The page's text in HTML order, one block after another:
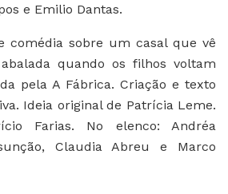
e Emilio Dantas.
comédia sobre um casal que vê
quando os filhos voltam
pela A Fábrica. Criação e texto
Ideia original de Patrícia Leme.
Farias. No elenco: Andréa
Claudia Abreu e Marco